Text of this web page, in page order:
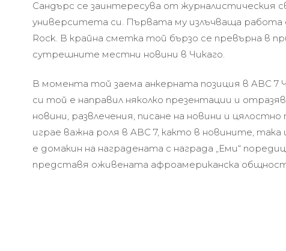
Сандърс се заинтересува от
университета си. Първата му излъчваща работа е
Rock. В крайна сметка той бързо се превърна в
сутрешните местни новини в Чикаго.
В момента той заема анкерната позиция в ABC 7
си той е направил няколко презентации и
новини, развлечения, писане на новини и
играе важна роля в ABC 7, както в новините,
е домакин на наградената с награда „Еми“
представя оживената афроамериканска общност